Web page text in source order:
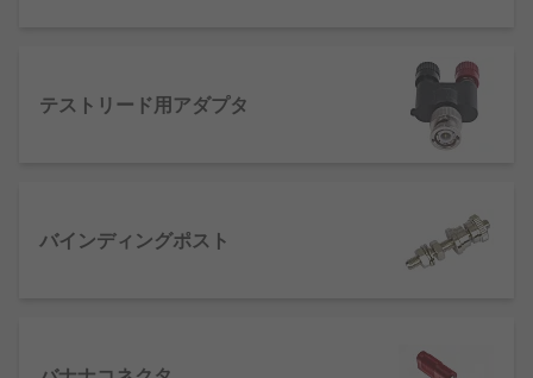
テストリード用アダプタ
バインディングポスト